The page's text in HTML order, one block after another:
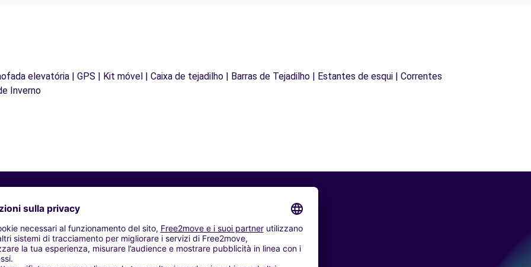
elevatória | GPS | Kit móvel | Caixa de tejadilho | Barras de Tejadilho | Estantes de esqui | Correntes
Inverno
Agenzie simili